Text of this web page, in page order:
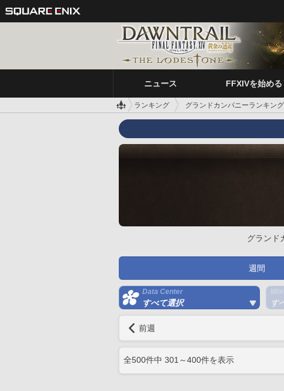
ニュース FFXIVを始める
ランキング グランドカンパニーランキング
グランド
週間
Data Center
すべて選択 す
前週
全500件中 301 ～400件を表示